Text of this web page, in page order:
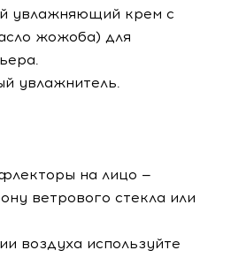
увлажняющий крем с
жожоба) для
увлажнитель.
на лицо —
ветрового стекла или
воздуха используйте